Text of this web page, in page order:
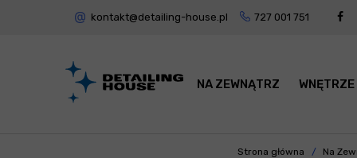
kontakt@detailing-house.pl 727 001 751
NA ZEWNĄTRZ WNĘTRZE
Strona główna Na